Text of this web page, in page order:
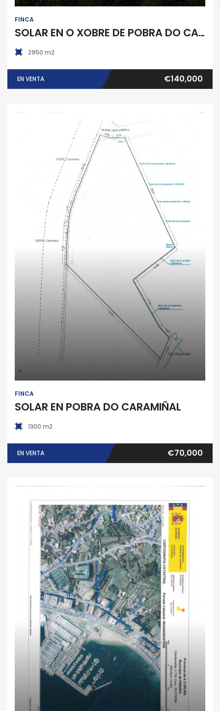
FINCA
SOLAR EN O XOBRE DE POBRA DO CARAMIÑAL
2950 m2
EN VENTA €140,000
FINCA
SOLAR EN POBRA DO CARAMIÑAL
1300 m2
EN VENTA €70,000
Finca